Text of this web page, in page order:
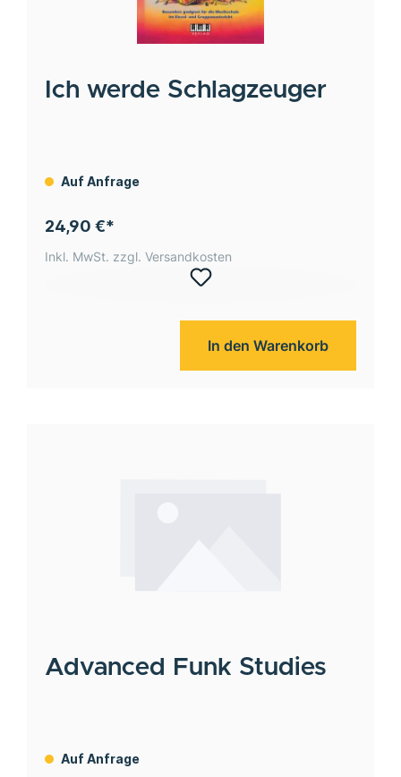
Ich werde Schlagzeuger
Auf Anfrage
24,90 €*
Inkl. MwSt. zzgl. Versandkosten
In den Warenkorb
Advanced Funk Studies
Auf Anfrage